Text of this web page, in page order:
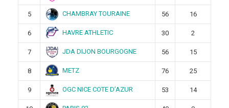
5 CHAMBRAY TOURAINE 56 16
6 HAVRE ATHLETIC 30 2
7 JDA DIJON BOURGOGNE 56 15
8 METZ 76 25
9 OGC NICE COTE D’AZUR 53 14